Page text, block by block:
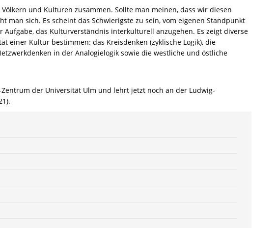
3-
8260-
7518-
6
/
82-
und Kulturen zusammen. Sollte man meinen, dass wir diesen
sich. Es scheint das Schwierigste zu sein, vom eigenen Standpunkt
das Kulturverständnis interkulturell anzugehen. Es zeigt diverse
Kultur bestimmen: das Kreisdenken (zyklische Logik), die
in der Analogielogik sowie die westliche und östliche
der Universität Ulm und lehrt jetzt noch an der Ludwig-